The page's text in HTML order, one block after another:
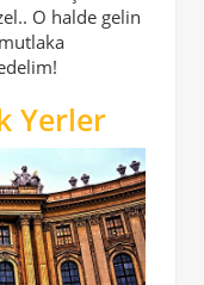
O halde gelin
Yerler